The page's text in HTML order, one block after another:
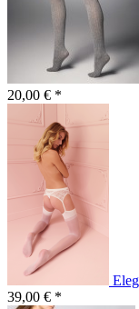
20,00 € *
39,00 € *